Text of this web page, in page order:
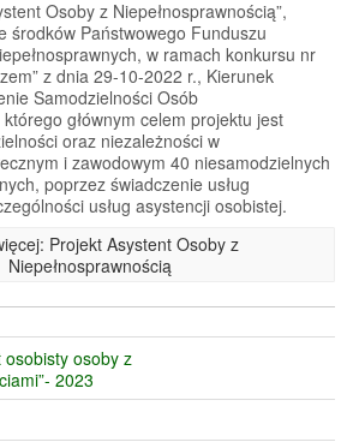
Osoby z Niepełnosprawnością”,
środków Państwowego Funduszu
w ramach konkursu nr
z dnia 29-10-2022 r., Kierunek
Samodzielności Osób
głównym celem projektu jest
oraz niezależności w
i zawodowym 40 niesamodzielnych
poprzez świadczenie usług
usług asystencji osobistej.
Projekt Asystent Osoby z
Niepełnosprawnością
osobisty osoby z
2023